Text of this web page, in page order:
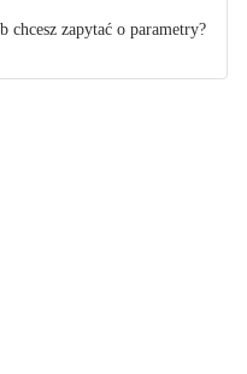
chcesz zapytać o parametry?